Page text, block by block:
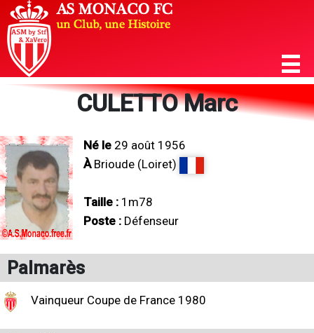
CULETTO Marc
Né le 29 août 1956
ÀBrioude (Loiret)
Taille : 1m78
Poste : Défenseur
Palmarès
Vainqueur Coupe de France 1980